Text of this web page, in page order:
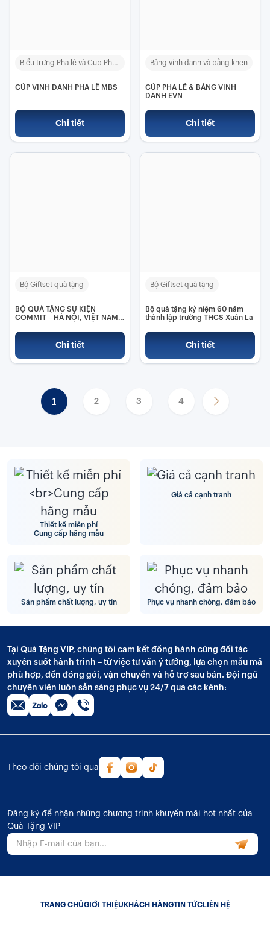
Biểu trưng Pha lê và Cup Pha lê
CÚP VINH DANH PHA LÊ MBS
Chi tiết
Bảng vinh danh và bằng khen
CÚP PHA LÊ & BẢNG VINH
DANH EVN
Chi tiết
Bộ Giftset quà tặng
BỘ QUÀ TẶNG SỰ KIỆN
COMMIT – HÀ NỘI, VIỆT NAM
Chi tiết
Bộ Giftset quà tặng
Bộ quà tặng kỷ niệm 60 năm
thành lập trường THCS Xuân La
Chi tiết
1 2 3 4
Thiết kế miễn phí
Cung cấp hãng mẫu
Giá cả cạnh tranh
Sản phẩm chất lượng, uy tín Phục vụ nhanh chóng, đảm bảo
Tại Quà Tặng VIP, chúng tôi cam kết đồng hành cùng đối tác
xuyên suốt hành trình – từ việc tư vấn ý tưởng, lựa chọn mẫu mã
phù hợp, đến đóng gói, vận chuyển và hỗ trợ sau bán. Đội ngũ
chuyên viên luôn sẵn sàng phục vụ 24/7 qua các kênh:
Theo dõi chúng tôi qua
Đăng ký để nhận những chương trình khuyến mãi hot nhất của
Quà Tặng VIP
TRANG CHỦGIỚI THIỆU KHÁCH HÀNGTIN TỨCLIÊN HỆ